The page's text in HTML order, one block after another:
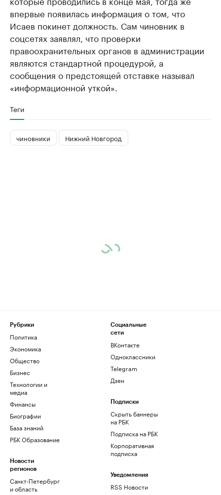
впервые появилась информация о том, что
Исаев покинет должность. Сам чиновник в
соцсетях заявлял, что проверки
правоохранительных органов в администрации
являются стандартной процедурой, а
сообщения о предстоящей отставке называл
«информационной уткой».
Теги
чиновники Нижний Новгород
Рубрики
Политика
Экономика
Общество
Бизнес
Технологии и
медиа
Финансы
Биографии
База знаний
РБК Образование
Новости
регионов
Санкт-Петербург
и область
Социальные
сети
ВКонтакте
Одноклассники
Telegram
Дзен
Подписки
Скрыть баннеры
на РБК
Подписка на РБК
Корпоративная
подписка
Уведомления
RSS Новости